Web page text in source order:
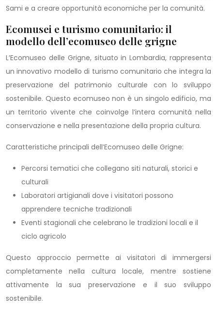
Sami e a creare opportunità economiche per la comunità.
Ecomusei e turismo comunitario: il
modello dell’ecomuseo delle grigne
L’Ecomuseo delle Grigne, situato in Lombardia, rappresenta
un innovativo modello di turismo comunitario che integra la
preservazione del patrimonio culturale con lo sviluppo
sostenibile. Questo ecomuseo non è un singolo edificio, ma
un territorio vivente che coinvolge l’intera comunità nella
conservazione e nella presentazione della propria cultura.
Caratteristiche principali dell’Ecomuseo delle Grigne:
Percorsi tematici che collegano siti naturali, storici e
culturali
Laboratori artigianali dove i visitatori possono
apprendere tecniche tradizionali
Eventi stagionali che celebrano le tradizioni locali e il
ciclo agricolo
Questo approccio permette ai visitatori di immergersi
completamente nella cultura locale, mentre sostiene
attivamente la sua preservazione e il suo sviluppo
sostenibile.